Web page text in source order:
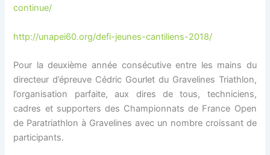
continue/
http://unapei60.org/defi-jeunes-cantiliens-2018/
Pour la deuxième année consécutive entre les mains du
directeur d’épreuve Cédric Gourlet du Gravelines Triathlon,
l’organisation parfaite, aux dires de tous, techniciens,
cadres et supporters des Championnats de France Open
de Paratriathlon à Gravelines avec un nombre croissant de
participants.